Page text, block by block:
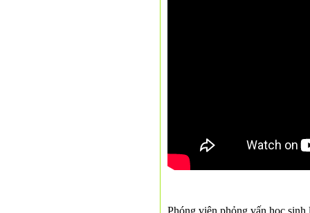
Phóng viên phỏng vấn học sinh